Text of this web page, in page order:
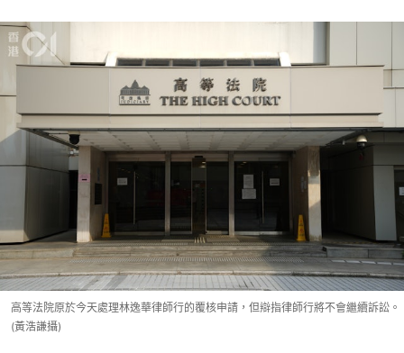
高等法院原於今天處理林逸華律師行的覆核申請，但辯指律師行將不會繼續訴訟。
(黃浩謙攝)